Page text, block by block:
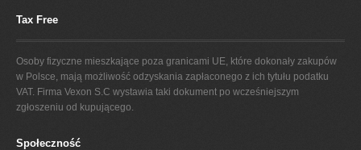
Tax Free
Osoby fizyczne mieszkające poza granicami UE, które dokonały zakupów
w Polsce, mają możliwość odzyskania zapłaconego z ich tytułu podatku
VAT. Firma Vexon S.C wystawia taki dokument po wcześniejszym
zgłoszeniu od kupującego.
Społeczność